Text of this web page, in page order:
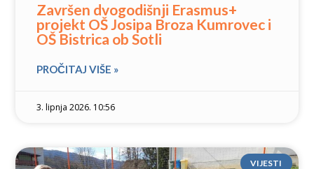
Završen dvogodišnji Erasmus+
projekt OŠ Josipa Broza Kumrovec i
OŠ Bistrica ob Sotli
PROČITAJ VIŠE »
3. lipnja 2026. 10:56
VIJESTI